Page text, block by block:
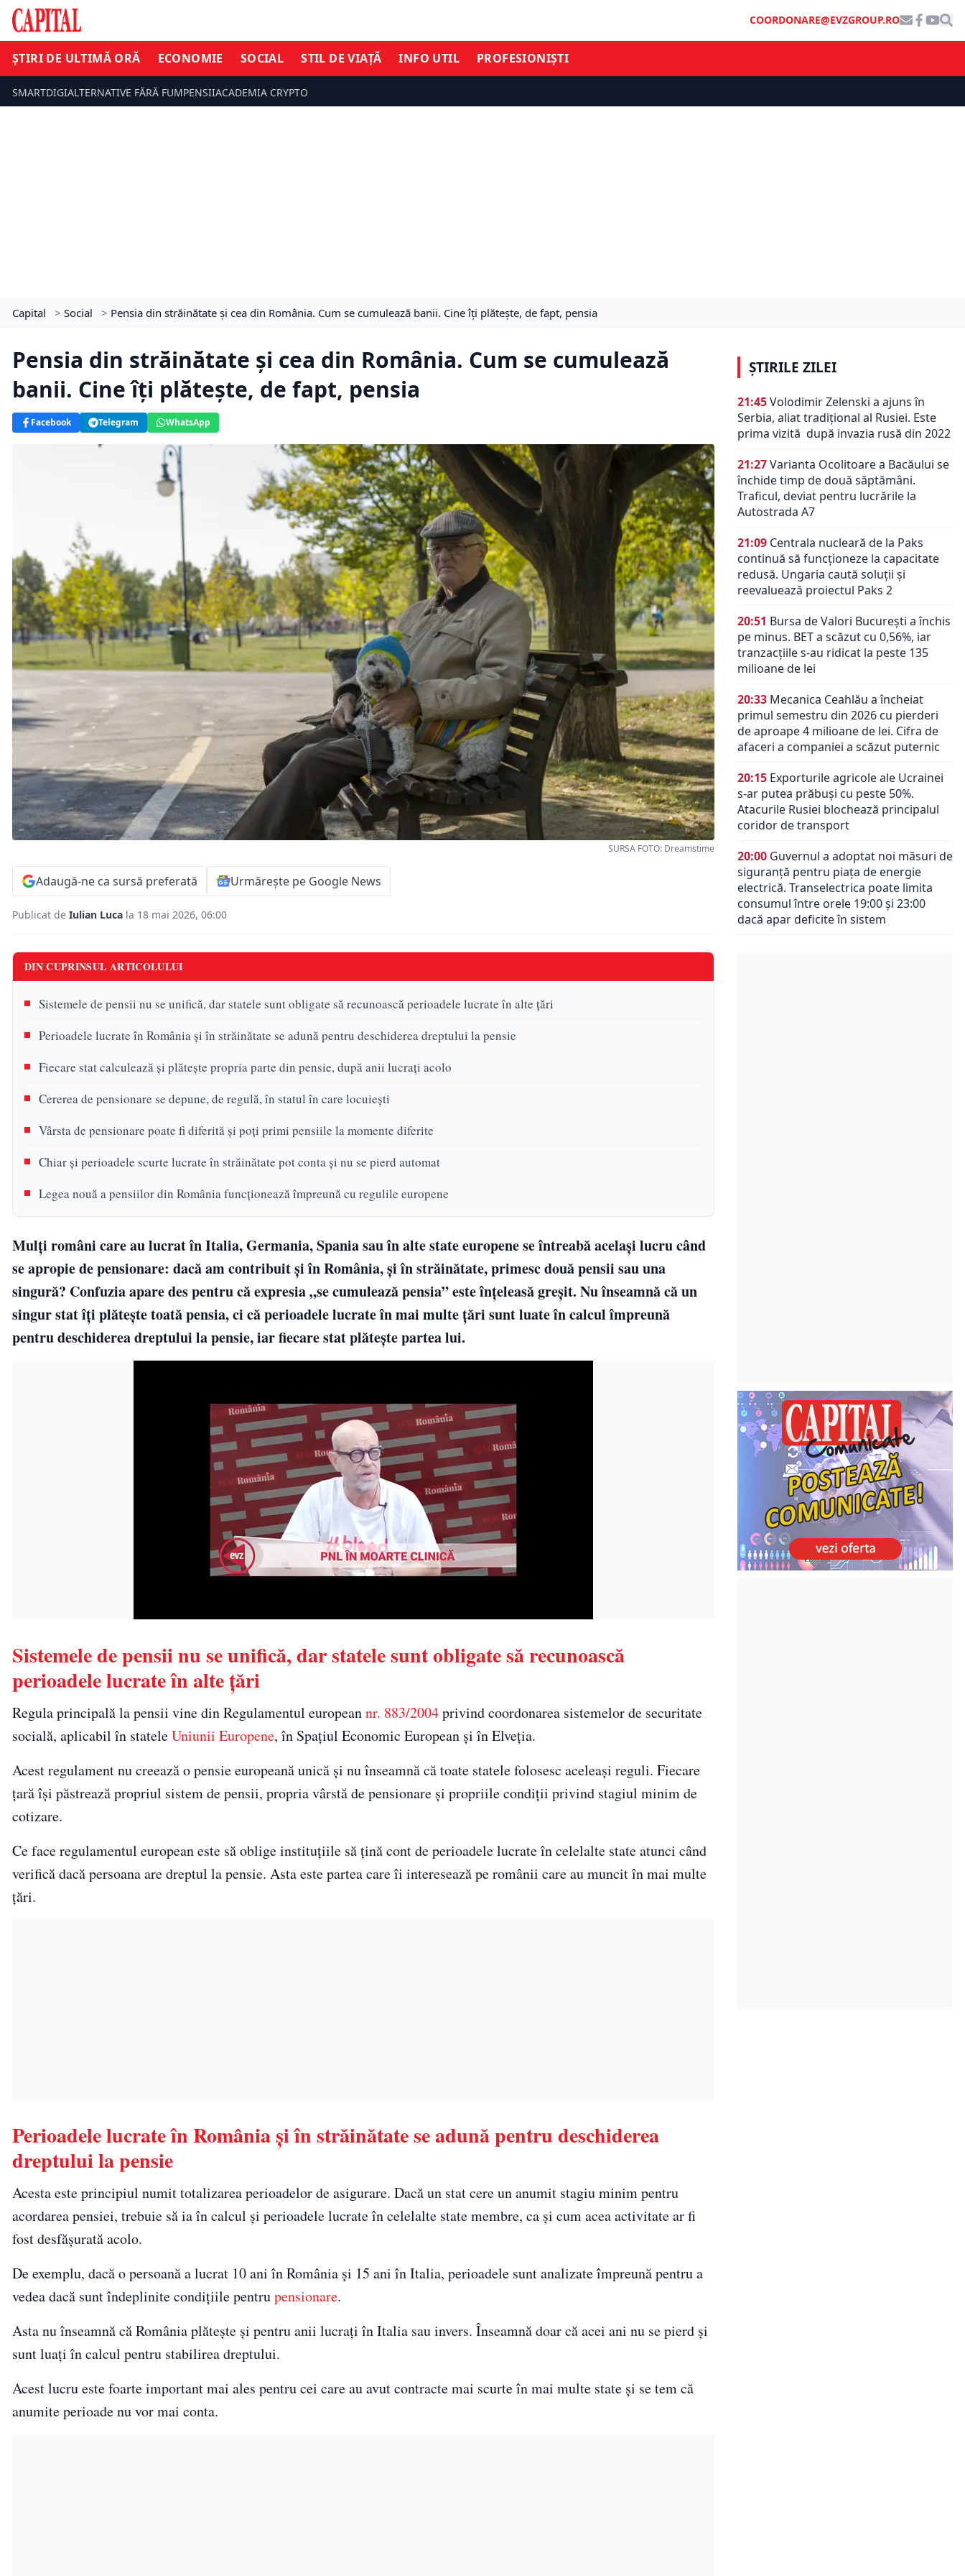
COORDONARE@EVZGROUP.RO
ȘTIRI DE ULTIMĂ ORĂ ECONOMIE SOCIAL STIL DE VIAȚĂ INFO UTIL PROFESIONIȘTI
SMARTDIGIALTERNATIVE FĂRĂ FUMPENSIIACADEMIA CRYPTO
Capital > Social > Pensia din străinătate și cea din România. Cum se cumulează banii. Cine îți plătește, de fapt, pensia
Pensia din străinătate și cea din România. Cum se cumulează
banii. Cine îți plătește, de fapt, pensia
Facebook Telegram WhatsApp
SURSA FOTO: Dreamstime
Adaugă-ne ca sursă preferată Urmărește pe Google News
Publicat de Iulian Luca la 18 mai 2026, 06:00
DIN CUPRINSUL ARTICOLULUI
Sistemele de pensii nu se unifică, dar statele sunt obligate să recunoască perioadele lucrate în alte țări
Perioadele lucrate în România și în străinătate se adună pentru deschiderea dreptului la pensie
Fiecare stat calculează și plătește propria parte din pensie, după anii lucrați acolo
Cererea de pensionare se depune, de regulă, în statul în care locuiești
Vârsta de pensionare poate fi diferită și poți primi pensiile la momente diferite
Chiar și perioadele scurte lucrate în străinătate pot conta și nu se pierd automat
Legea nouă a pensiilor din România funcționează împreună cu regulile europene
Mulți români care au lucrat în Italia, Germania, Spania sau în alte state europene se întreabă același lucru când
se apropie de pensionare: dacă am contribuit și în România, și în străinătate, primesc două pensii sau una
singură? Confuzia apare des pentru că expresia „se cumulează pensia” este înțeleasă greșit. Nu înseamnă că un
singur stat îți plătește toată pensia, ci că perioadele lucrate în mai multe țări sunt luate în calcul împreună
pentru deschiderea dreptului la pensie, iar fiecare stat plătește partea lui.
Sistemele de pensii nu se unifică, dar statele sunt obligate să recunoască
perioadele lucrate în alte țări
Regula principală la pensii vine din Regulamentul europeannr. 883/2004privind coordonarea sistemelor de securitate
socială, aplicabil în stateleUniunii Europene, în Spațiul Economic European și în Elveția.
Acest regulament nu creează o pensie europeană unică și nu înseamnă că toate statele folosesc aceleași reguli. Fiecare
țară își păstrează propriul sistem de pensii, propria vârstă de pensionare și propriile condiții privind stagiul minim de
cotizare.
Ce face regulamentul european este să oblige instituțiile să țină cont de perioadele lucrate în celelalte state atunci când
verifică dacă persoana are dreptul la pensie. Asta este partea care îi interesează pe românii care au muncit în mai multe
țări.
Perioadele lucrate în România și în străinătate se adună pentru deschiderea
dreptului la pensie
Acesta este principiul numit totalizarea perioadelor de asigurare. Dacă un stat cere un anumit stagiu minim pentru
acordarea pensiei, trebuie să ia în calcul și perioadele lucrate în celelalte state membre, ca și cum acea activitate ar fi
fost desfășurată acolo.
De exemplu, dacă o persoană a lucrat 10 ani în România și 15 ani în Italia, perioadele sunt analizate împreună pentru a
vedea dacă sunt îndeplinite condițiile pentrupensionare.
Asta nu înseamnă că România plătește și pentru anii lucrați în Italia sau invers. Înseamnă doar că acei ani nu se pierd și
sunt luați în calcul pentru stabilirea dreptului.
Acest lucru este foarte important mai ales pentru cei care au avut contracte mai scurte în mai multe state și se tem că
anumite perioade nu vor mai conta.
ȘTIRILE ZILEI
21:45Volodimir Zelenski a ajuns în
Serbia, aliat tradiţional al Rusiei. Este
prima vizită după invazia rusă din 2022
21:27Varianta Ocolitoare a Bacăului se
închide timp de două săptămâni.
Traficul, deviat pentru lucrările la
Autostrada A7
21:09 Centrala nucleară de la Paks
continuă să funcționeze la capacitate
redusă. Ungaria caută soluții și
reevaluează proiectul Paks 2
20:51 Bursa de Valori București a închis
pe minus. BET a scăzut cu 0,56%, iar
tranzacțiile s-au ridicat la peste 135
milioane de lei
20:33 Mecanica Ceahlău a încheiat
primul semestru din 2026 cu pierderi
de aproape 4 milioane de lei. Cifra de
afaceri a companiei a scăzut puternic
20:15 Exporturile agricole ale Ucrainei
s-ar putea prăbuși cu peste 50%.
Atacurile Rusiei blochează principalul
coridor de transport
20:00 Guvernul a adoptat noi măsuri de
siguranță pentru piața de energie
electrică. Transelectrica poate limita
consumul între orele 19:00 și 23:00
dacă apar deficite în sistem